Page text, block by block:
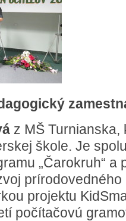
z MŠ
škole. Je
„Čarokruh“ a
projektu
počítačovú